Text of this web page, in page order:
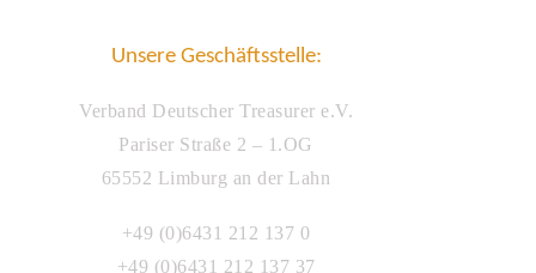
Unsere Geschäftsstelle:
Verband Deutscher Treasurer e.V.
Pariser Straße 2 – 1.OG
65552 Limburg an der Lahn
+49 (0)6431 212 137 0
+49 (0)6431 212 137 37